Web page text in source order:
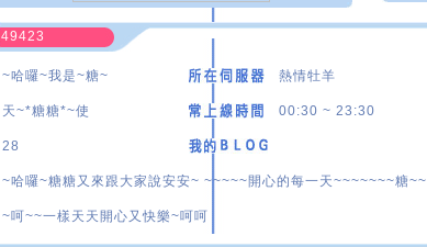
49423
~哈囉~我是~糖~ 熱情牡羊
天~*糖糖*~使 00:30 ~ 23:30
28
~哈囉~糖糖又來跟大家說安安~ ~~~~~開心的每一天~~~~~~~糖~~
~呵~~一樣天天開心又快樂~呵呵